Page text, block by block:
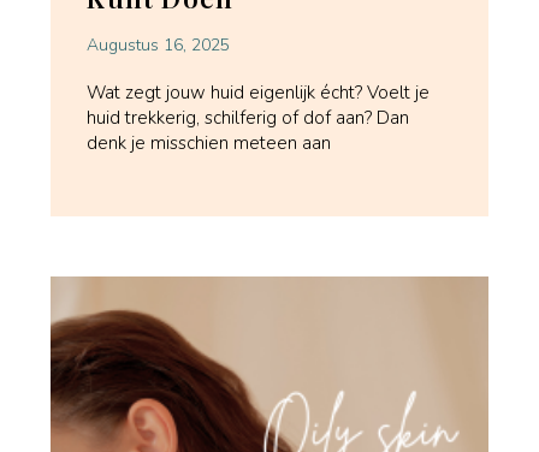
Augustus 16, 2025
Wat zegt jouw huid eigenlijk écht? Voelt je
huid trekkerig, schilferig of dof aan? Dan
denk je misschien meteen aan